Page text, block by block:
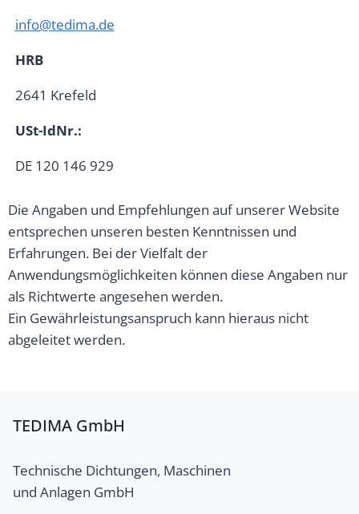
info@tedima.de
HRB
2641 Krefeld
USt-IdNr.:
DE 120 146 929
Die Angaben und Empfehlungen auf unserer Website
entsprechen unseren besten Kenntnissen und
Erfahrungen. Bei der Vielfalt der
Anwendungsmöglichkeiten können diese Angaben nur
als Richtwerte angesehen werden.
Ein Gewährleistungsanspruch kann hieraus nicht
abgeleitet werden.
TEDIMA GmbH
Technische Dichtungen, Maschinen
und Anlagen GmbH